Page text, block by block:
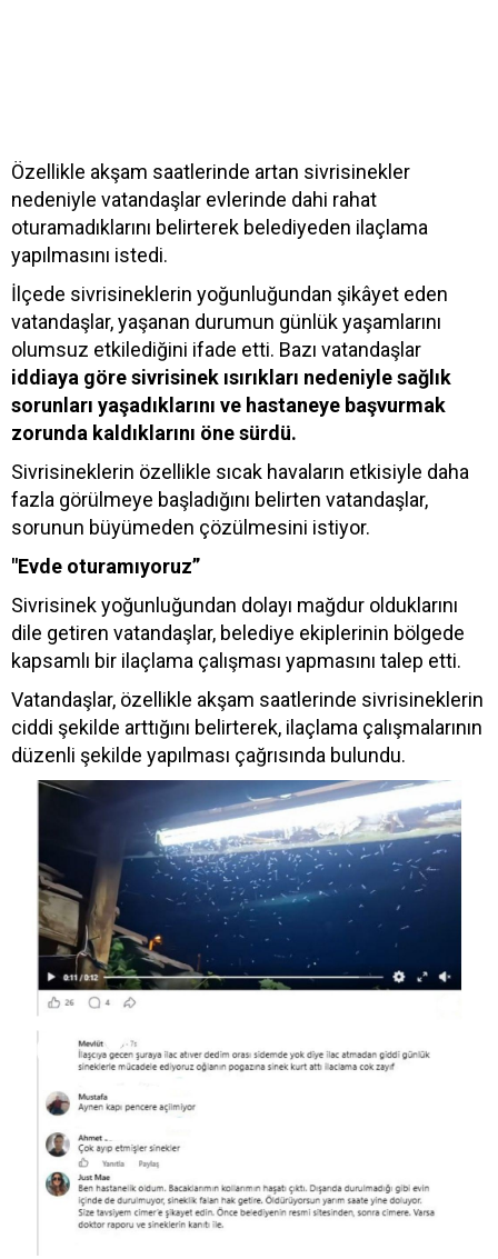
Özellikle akşam saatlerinde artan sivrisinekler
nedeniyle vatandaşlar evlerinde dahi rahat
oturamadıklarını belirterek belediyeden ilaçlama
yapılmasını istedi.
İlçede sivrisineklerin yoğunluğundan şikâyet eden
vatandaşlar, yaşanan durumun günlük yaşamlarını
olumsuz etkilediğini ifade etti. Bazı vatandaşlar
iddiaya göre sivrisinek ısırıkları nedeniyle sağlık
sorunları yaşadıklarını ve hastaneye başvurmak
zorunda kaldıklarını öne sürdü.
Sivrisineklerin özellikle sıcak havaların etkisiyle daha
fazla görülmeye başladığını belirten vatandaşlar,
sorunun büyümeden çözülmesini istiyor.
"Evde oturamıyoruz”
Sivrisinek yoğunluğundan dolayı mağdur olduklarını
dile getiren vatandaşlar, belediye ekiplerinin bölgede
kapsamlı bir ilaçlama çalışması yapmasını talep etti.
Vatandaşlar, özellikle akşam saatlerinde sivrisineklerin
ciddi şekilde arttığını belirterek, ilaçlama çalışmalarının
düzenli şekilde yapılması çağrısında bulundu.